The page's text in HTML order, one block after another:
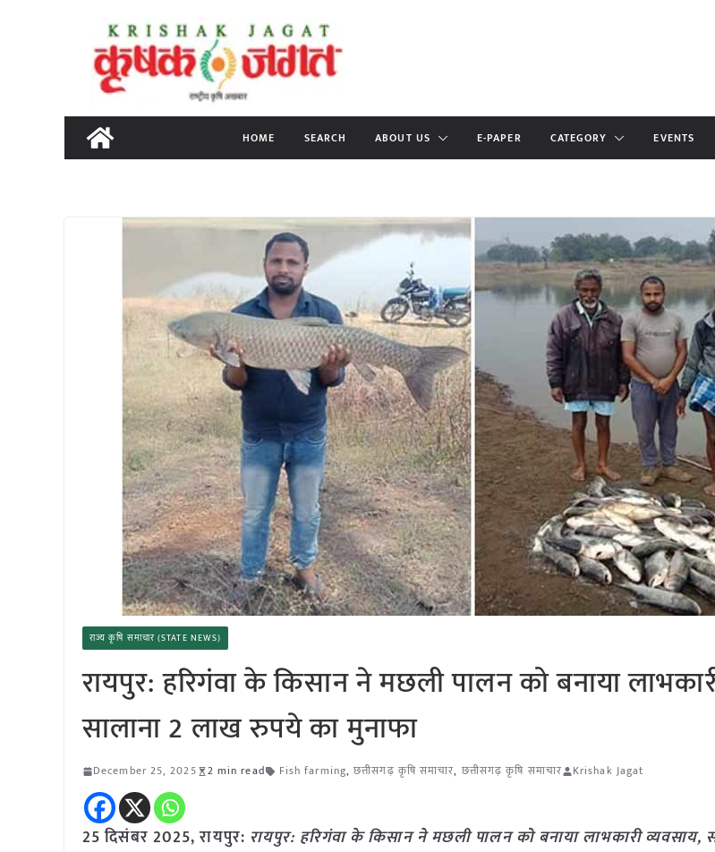
content
HOME SEARCH ABOUT US E-PAPER CATEGORY EVENTS
राज्य कृषि समाचार (STATE NEWS)
रायपुर: हरिगंवा के किसान ने मछली पालन को बनाया
सालाना 2 लाख रुपये का मुनाफा
December 25, 2025 2 min read Fish farming,छत्तीसगढ़ कृषि समाचार, छत्तीसगढ़ कृषि समाचार Krishak Jagat
25 दिसंबर 2025, रायपुर: रायपुर: हरिगंवा के किसान ने मछली पालन को बनाया लाभकारी